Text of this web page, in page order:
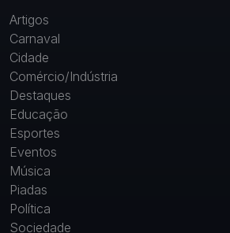
Artigos
Carnaval
Cidade
Comércio/Indústria
Destaques
Educação
Esportes
Eventos
Música
Piadas
Política
Sociedade